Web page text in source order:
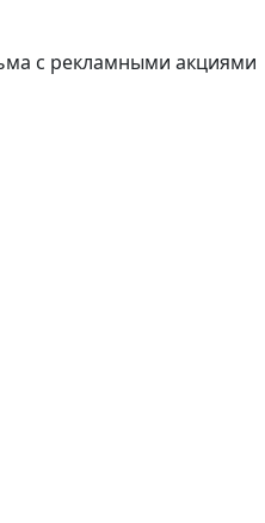
с рекламными акциями